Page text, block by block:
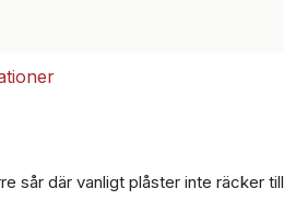
sår där vanligt plåster inte räcker